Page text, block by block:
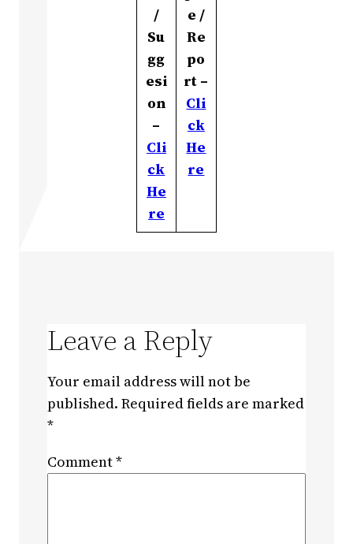
/
Su
gg
esi
on
–
Cli
ck
He
re
e /
Re
po
rt –
Cli
ck
He
re
Leave a Reply
Your email address will not be
published. Required fields are marked
*
Comment*